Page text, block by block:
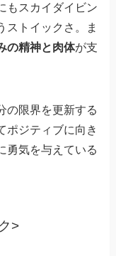
もスカイダイビン
ストイックさ。ま
の精神と肉体が支
の限界を更新する
ポジティブに向き
勇気を与えている
>